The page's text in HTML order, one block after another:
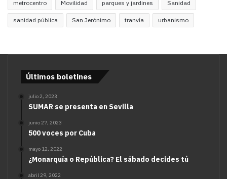
metrocentro Movilidad parques y jardines Sanidad
sanidad pública San Jerónimo tranvía urbanismo
Últimos boletines
julio 2, 2023
SUMAR se presenta en Sevilla
junio 27, 2023
500 voces por Cuba
mayo 12, 2022
¿Monarquía o República? El sábado decides tú
abril 29, 2022